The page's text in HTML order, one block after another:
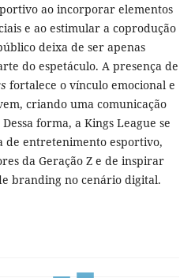
ao incorporar elementos
e ao estimular a coprodução
deixa de ser apenas
do espetáculo. A presença de
fortalece o vínculo emocional e
criando uma comunicação
forma, a Kings League se
de entretenimento esportivo,
da Geração Z e de inspirar
branding no cenário digital.